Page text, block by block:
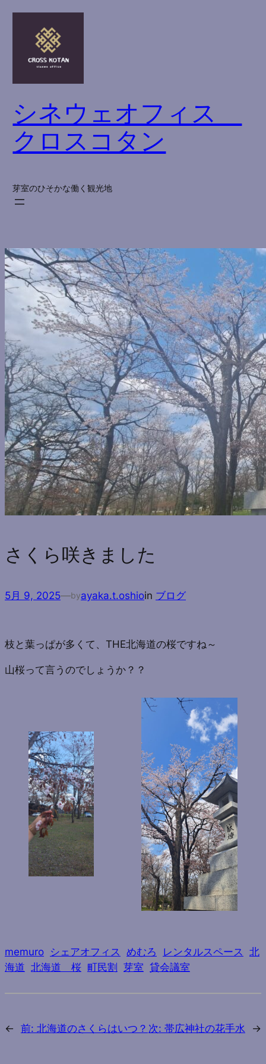
内
シネウェオフィス
クロスコタン
芽室のひそかな働く観光地
さくら咲きました
5月 9, 2025—byayaka.t.oshioin ブログ
枝と葉っぱが多くて、THE北海道の桜ですね～
山桜って言うのでしょうか？？
memuro シェアオフィス めむろ レンタルスペース
北
海道 北海道 桜 町民割 芽室 貸会議室
← 前: 北海道のさくらはいつ？ 次: 帯広神社の花手水 →